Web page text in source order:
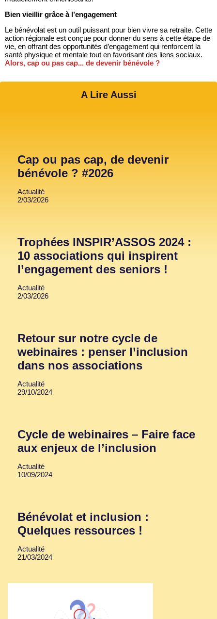
Bien vieillir grâce à l’engagement
Le bénévolat est un outil puissant pour bien vivre sa retraite. Cette
action régionale est conçue pour donner du sens à cette étape de
vie, en offrant des opportunités d’engagement qui renforcent la
santé physique et mentale tout en favorisant des liens sociaux.
Alors, cap ou pas cap... de devenir bénévole ?
A Lire Aussi
Cap ou pas cap, de devenir
bénévole ? #2026
Actualité
2/03/2026
Trophées INSPIR’ASSOS 2024 :
10 associations qui inspirent
l’engagement des seniors !
Actualité
2/03/2026
Retour sur notre cycle de
webinaires : penser l’inclusion
dans nos associations
Actualité
29/10/2024
Cycle de webinaires – Faire face
aux enjeux de l’inclusion
Actualité
10/09/2024
Bénévolat et inclusion :
Quelques ressources !
Actualité
21/03/2024